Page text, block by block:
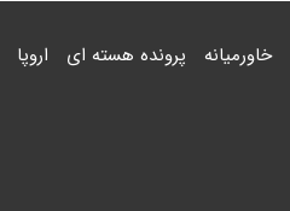
خاورمیانه پرونده هسته ای اروپا